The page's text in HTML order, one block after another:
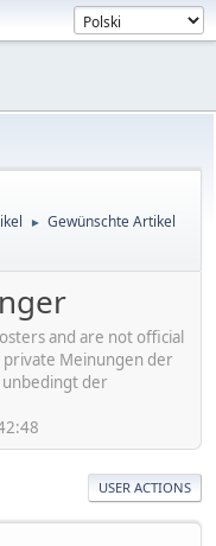
► Gewünschte Artikel
and are not official
private Meinungen der
der
USER ACTIONS